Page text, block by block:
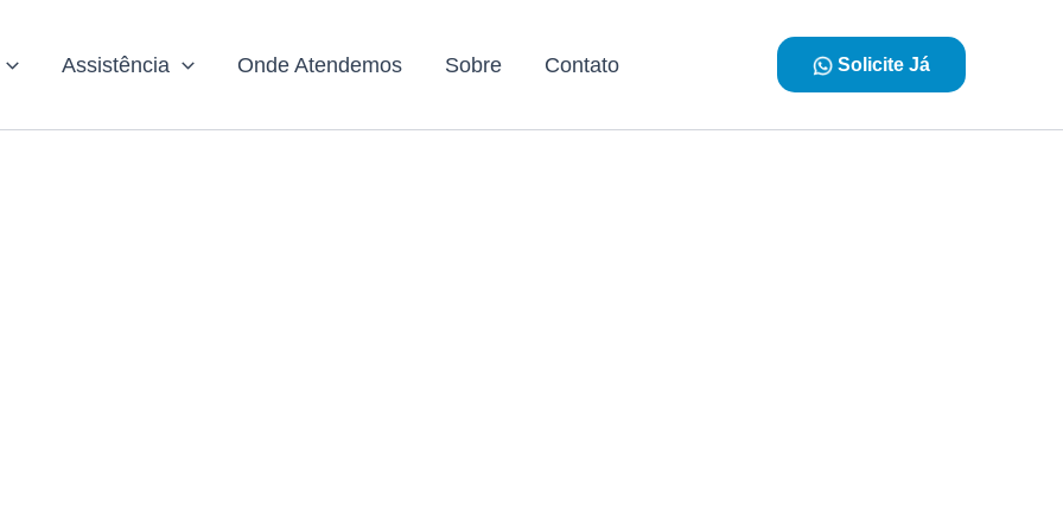
Assistência Onde Atendemos Sobre Contato Solicite Já